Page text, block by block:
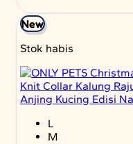
New
Stok habis
L
M